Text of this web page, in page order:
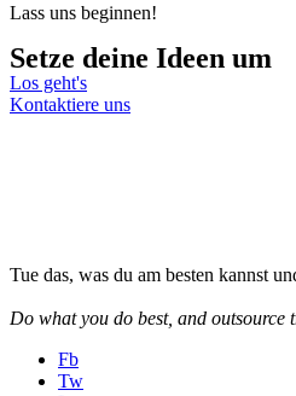
Lass uns beginnen!
Setze deine Ideen um
Los geht's
Kontaktiere uns
Tue das, was du am besten kannst
Do what you do best, and outsource
Fb
Tw